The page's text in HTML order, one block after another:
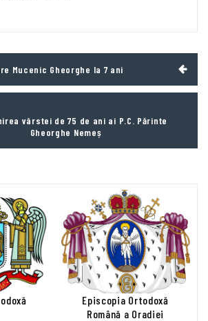
Mucenic Gheorghe la 7 ani
vârstei de 75 de ani ai P.C. Părinte
Gheorghe Nemeș
Episcopia Ortodoxă
Română a Oradiei